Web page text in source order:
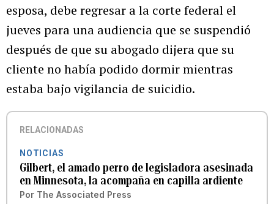
esposa, debe regresar a la corte federal el
jueves para una audiencia que se suspendió
después de que su abogado dijera que su
cliente no había podido dormir mientras
estaba bajo vigilancia de suicidio.
RELACIONADAS
NOTICIAS
Gilbert, el amado perro de legisladora asesinada
en Minnesota, la acompaña en capilla ardiente
Por The Associated Press